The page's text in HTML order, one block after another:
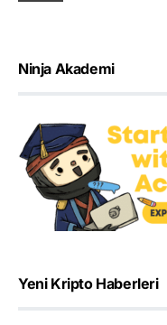
Ninja Akademi
Yeni Kripto Haberleri